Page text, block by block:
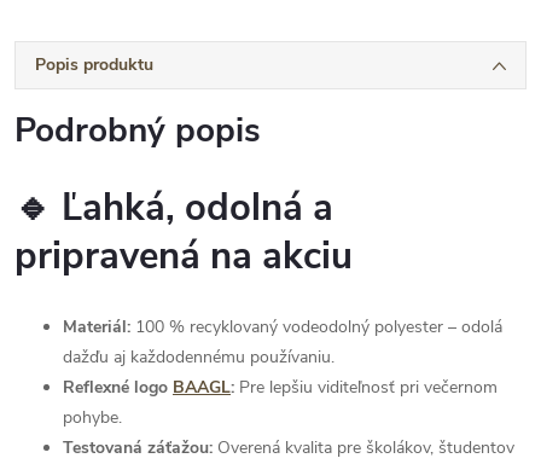
Popis produktu
Podrobný popis
🔹 Ľahká, odolná a
pripravená na akciu
Materiál: 100 % recyklovaný vodeodolný polyester – odolá
dažďu aj každodennému používaniu.
Reflexné logo BAAGL: Pre lepšiu viditeľnosť pri večernom
pohybe.
Testovaná záťažou: Overená kvalita pre školákov, študentov